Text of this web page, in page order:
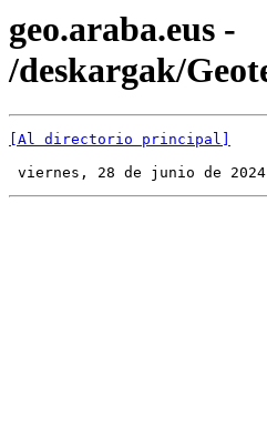
geo.araba.eus -
/deskargak/
[Al directorio principal]
viernes, 28 de junio de